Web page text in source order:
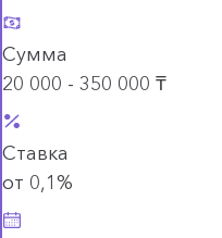
Сумма
20 000 - 350 000 ₸
Ставка
от 0,1%